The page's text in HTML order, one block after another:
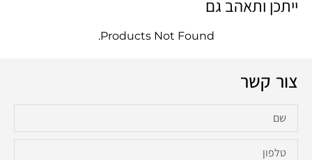
ייתכן ותאהב גם
Products Not Found.
צור קשר